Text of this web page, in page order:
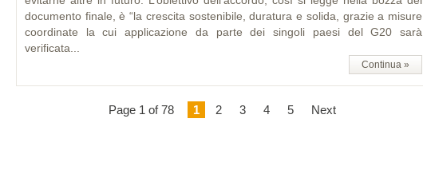
documento finale, è “la crescita sostenibile, duratura e solida, grazie a misure
coordinate la cui applicazione da parte dei singoli paesi del G20 sarà
verificata...
Continua »
Page 1 of 78 1 2 3 4 5 Next